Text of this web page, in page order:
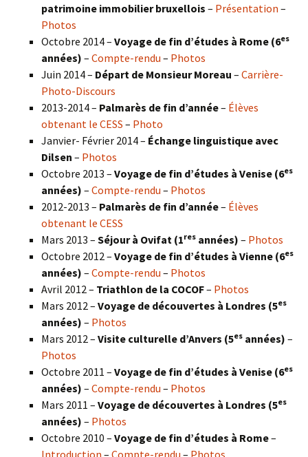
patrimoine immobilier bruxellois – Présentation –
Photos
Octobre 2014 – Voyage de fin d’études à Rome (6es
années) – Compte-rendu – Photos
Juin 2014 – Départ de Monsieur Moreau – Carrière-
Photo-Discours
2013-2014 – Palmarès de fin d’année– Élèves
obtenant le CESS – Photo
Janvier- Février 2014 – Échange linguistique avec
Dilsen – Photos
Octobre 2013 – Voyage de fin d’études à Venise (6es
années) – Compte-rendu – Photos
2012-2013 – Palmarès de fin d’année– Élèves
obtenant le CESS
Mars 2013 – Séjour à Ovifat (1res années) – Photos
Octobre 2012 – Voyage de fin d’études à Vienne (6es
années) – Compte-rendu – Photos
Avril 2012 – Triathlon de la COCOF– Photos
Mars 2012 – Voyage de découvertes à Londres (5es
années) – Photos
Mars 2012 – Visite culturelle d’Anvers (5es années) –
Photos
Octobre 2011 – Voyage de fin d’études à Venise (6es
années) – Compte-rendu – Photos
Mars 2011 – Voyage de découvertes à Londres (5es
années) – Photos
Octobre 2010 – Voyage de fin d’études à Rome–
Introduction – Compte-rendu – Photos